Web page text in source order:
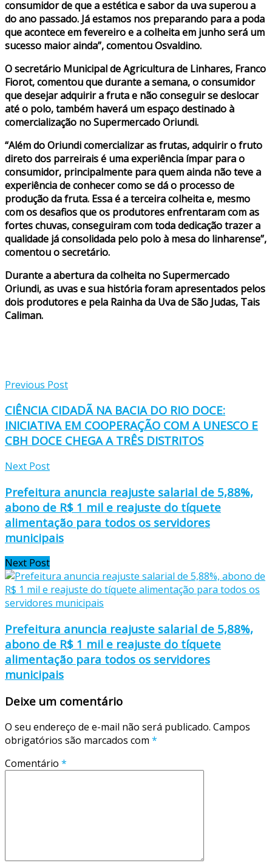
consumidor de que a estética e sabor da uva superou a
do ano passado. Já estamos nos preparando para a poda
que acontece em fevereiro e a colheita em junho será um
sucesso maior ainda”, comentou Osvaldino.
O secretário Municipal de Agricultura de Linhares, Franco
Fiorot, comentou que durante a semana, o consumidor
que desejar adquirir a fruta e não conseguir se deslocar
até o polo, também haverá um espaço destinado à
comercialização no Supermercado Oriundi.
“Além do Oriundi comercializar as frutas, adquirir o fruto
direto dos parreirais é uma experiência ímpar para o
consumidor, principalmente para quem ainda não teve a
experiência de conhecer como se dá o processo de
produção da fruta. Essa é a terceira colheita e, mesmo
com os desafios que os produtores enfrentaram com as
fortes chuvas, conseguiram com toda dedicação trazer a
qualidade já consolidada pelo polo à mesa do linharense”,
comentou o secretário.
Durante a abertura da colheita no Supermercado
Oriundi, as uvas e sua história foram apresentados pelos
dois produtores e pela Rainha da Uva de São Judas, Tais
Caliman.
Previous Post
CIÊNCIA CIDADÃ NA BACIA DO RIO DOCE:
INICIATIVA EM COOPERAÇÃO COM A UNESCO E
CBH DOCE CHEGA A TRÊS DISTRITOS
Next Post
Prefeitura anuncia reajuste salarial de 5,88%,
abono de R$ 1 mil e reajuste do tíquete
alimentação para todos os servidores
municipais
Next Post
Prefeitura anuncia reajuste salarial de 5,88%,
abono de R$ 1 mil e reajuste do tíquete
alimentação para todos os servidores
municipais
Deixe um comentário
O seu endereço de e-mail não será publicado. Campos
obrigatórios são marcados com *
Comentário *